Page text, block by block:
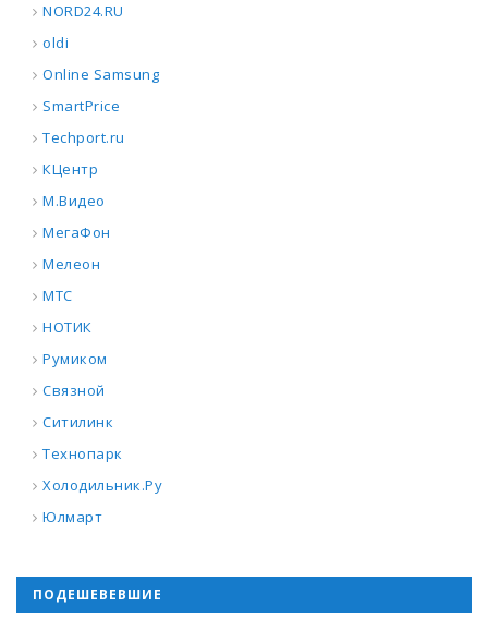
NORD24.RU
oldi
Online Samsung
SmartPrice
Techport.ru
КЦентр
М.Видео
МегаФон
Мелеон
МТС
НОТИК
Румиком
Связной
Ситилинк
Технопарк
Холодильник.Ру
Юлмарт
ПОДЕШЕВЕВШИЕ